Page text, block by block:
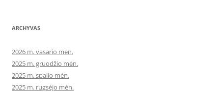
ARCHYVAS
2026 m. vasario mėn.
2025 m. gruodžio mėn.
2025 m. spalio mėn.
2025 m. rugsėjo mėn.